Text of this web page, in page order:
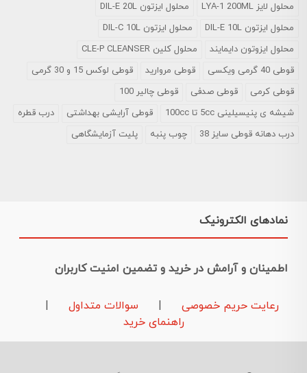
محلول لایز LYA-1 200ML
محلول ایزتون DIL-E 20L
محلول ایزتون DIL-E 10L
محلول ایزتون DIL-C 10L
محلول ایزوتون دایمایند
محلول کلین CLE-P CLEANSER
قوطی 40 گرمی ویکسی
قوطی مروارید
قوطی لوکس 15 و 30 گرمی
قوطی کرمی
قوطی صدفی
قوطی چالیر 100
شیشه ی پنیسیلینی 5cc تا 100cc
قوطی آرایشی بهداشتی
درب قطره
درب دهانه قوطی سایز 38
چوب پنبه پلیت آزمایشگاهی
نمادهای الکترونیک
اطمینان و آرامش در خرید و تضمین امنیت کاربران
رعایت حریم خصوصی سوالات متداول
راهنمای خرید